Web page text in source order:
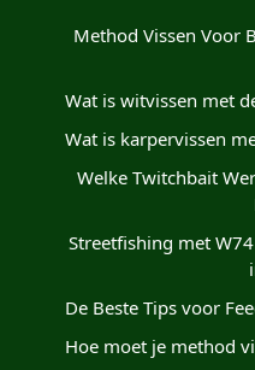
Method Vissen Voor
Wat is witvissen met
Wat is karpervissen
Welke Twitchbait
Streetfishing met
De Beste Tips voor
Hoe moet je method